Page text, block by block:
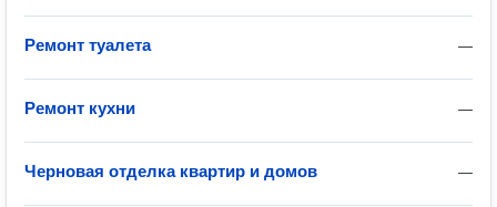
—
Ремонт туалета
—
Ремонт кухни
—
Черновая отделка квартир и домов